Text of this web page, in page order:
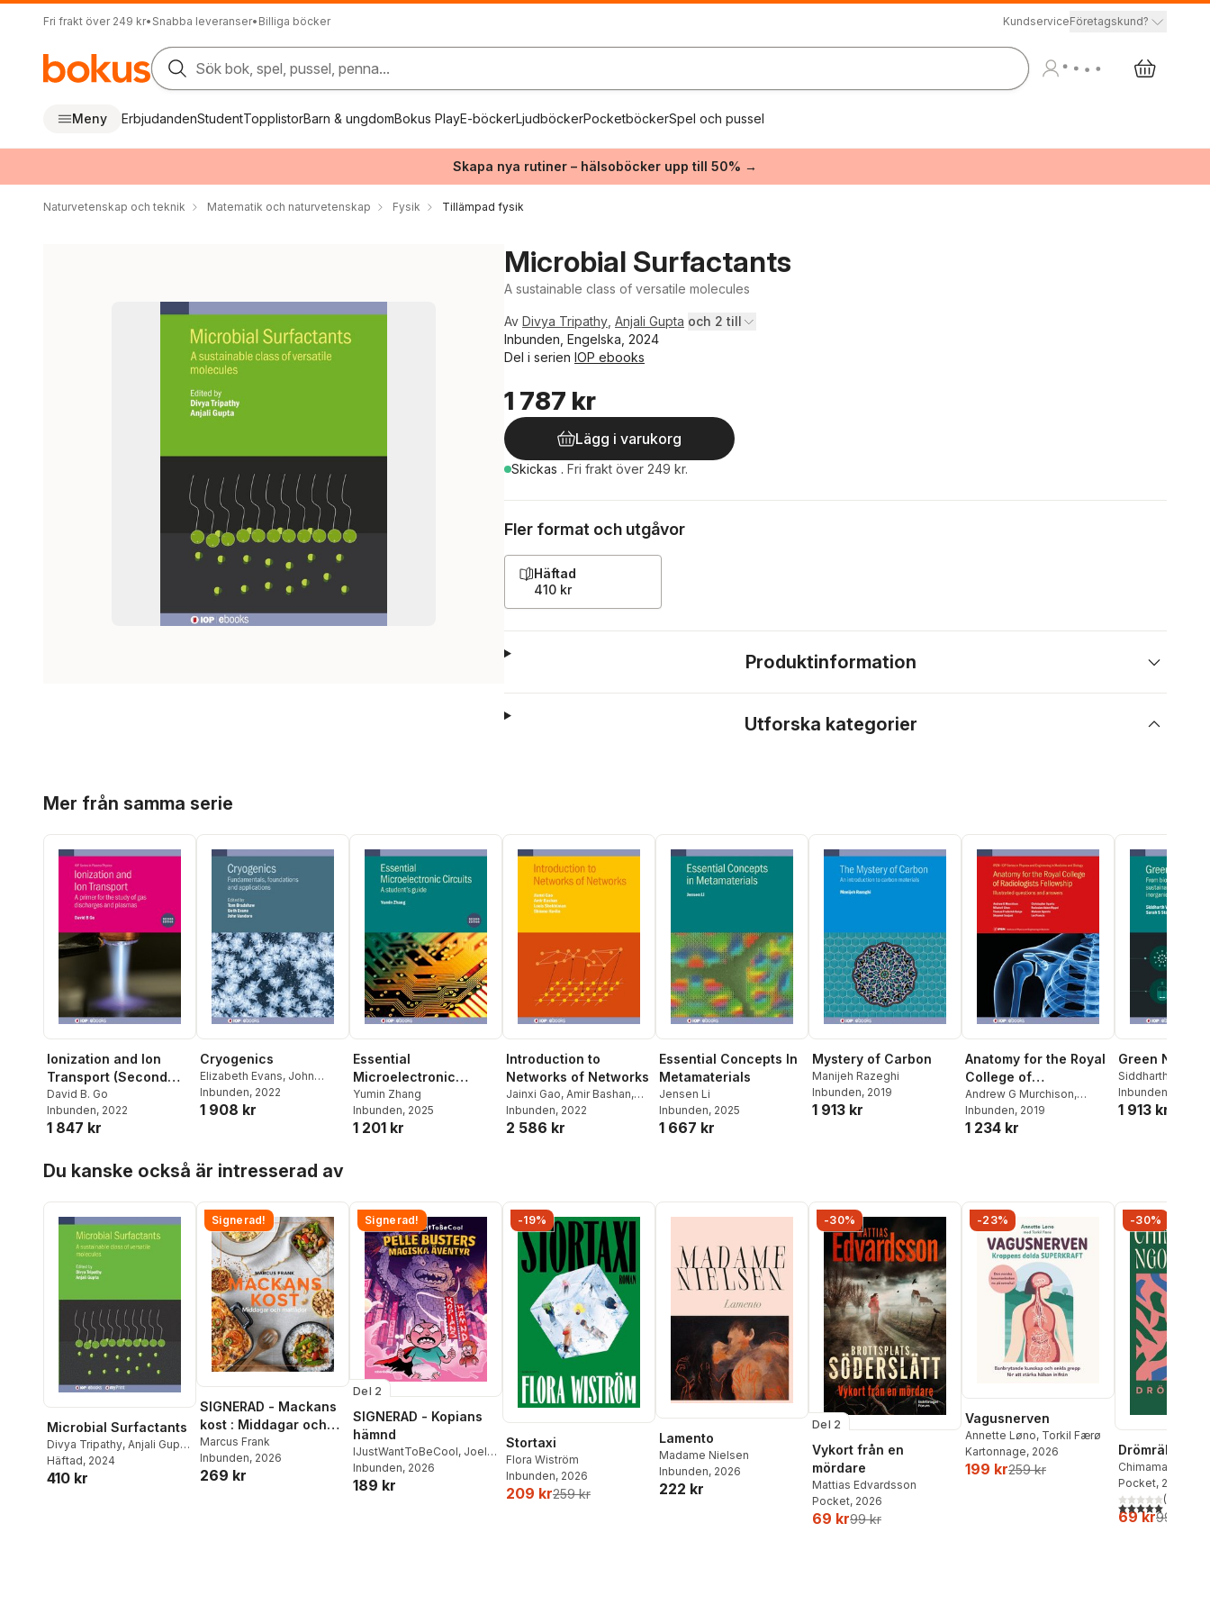
Fri frakt över 249 kr• Snabba leveranser• Billiga böcker KundserviceFöretagskund?
Sök bok, spel, pussel, penna...
Meny ErbjudandenStudentTopplistorBarn & ungdomBokus PlayE-böckerLjudböckerPocketböckerSpel och pussel
Skapa nya rutiner – hälsoböcker upp till 50% →
Naturvetenskap och teknik Matematik och naturvetenskap Fysik Tillämpad fysik
Microbial Surfactants
A sustainable class of versatile molecules
Av Divya Tripathy Anjali Gupta och 2 till
Inbunden, Engelska, 2024
Del i serien IOP ebooks
1 787 kr
Lägg i varukorg
Skickas . Fri frakt över 249 kr.
Fler format och utgåvor
Häftad
410 kr
Produktinformation
Utforska kategorier
Mer från samma serie
Ionization and Ion
Transport (Second
Edition)
David B. Go
Inbunden, 2022
1 847 kr
Cryogenics
Elizabeth Evans, John
Vandore,Beth Evans
Vandore,Tom Bradshaw
Inbunden, 2022
1 908 kr
Essential
Microelectronic
Circuits (Second
Edition)
Yumin Zhang
Inbunden, 2025
1 201 kr
Introduction to
Networks of Networks
Jainxi Gao, Amir Bashan,
Louis Shekhtman
Havlin
Inbunden, 2022
2 586 kr
Essential Concepts In
Metamaterials
Jensen Li
Inbunden, 2025
1 667 kr
Mystery of Carbon
Manijeh Razeghi
Inbunden, 2019
1 913 kr
Anatomy for the Royal
College of
Radiologists
Fellowship
Andrew G Murchison,
Mitchell Chen,Thomas
Frederick Barge
Inbunden, 2019
1 234 kr
Green
Siddharth
Sarah Staniland
Inbunden
1 913 kr
Du kanske också är intresserad av
Microbial Surfactants
Divya Tripathy, Anjali Gupta
Divya Tripathy
Häftad, 2024
410 kr
Signerad!
SIGNERAD - Mackans
kost : Middagar och
matlådor
Marcus Frank
Inbunden, 2026
269 kr
Signerad!
Del 2
SIGNERAD - Kopians
hämnd
IJustWantToBeCool, Joel
Adolphson,Emil Ejdemo
Beer ,Victor Beer
Inbunden, 2026
189 kr
-19%
Stortaxi
Flora Wiström
Inbunden, 2026
209 kr259 kr
Lamento
Madame Nielsen
Inbunden, 2026
222 kr
-30%
Del 2
Vykort från en
mördare
Mattias Edvardsson
Pocket, 2026
69 kr99 kr
-23%
Vagusnerven
Annette Løno, Torkil Færø
Kartonnage, 2026
199 kr259 kr
-30%
Drömräkning
Chimamanda
Pocket, 2026
5,0utav 5(
69 kr99 kr